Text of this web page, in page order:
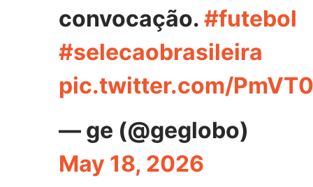
convocação. #futebol
#selecaobrasileira
pic.twitter.com/
— ge (@geglobo)
May 18, 2026